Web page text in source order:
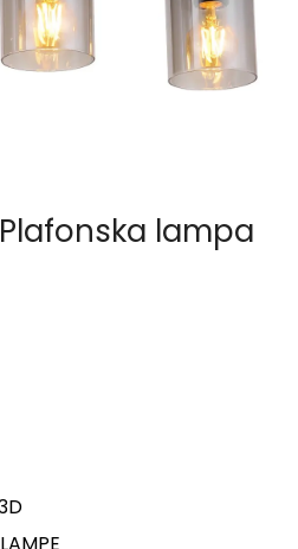
Plafonska lampa